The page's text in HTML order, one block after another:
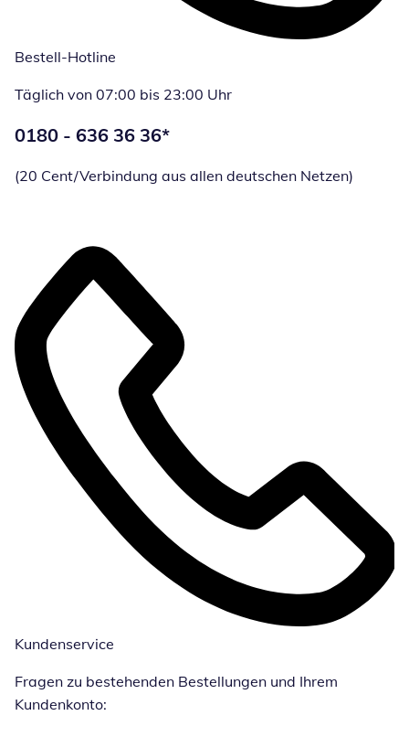
Bestell-Hotline
Täglich von 07:00 bis 23:00 Uhr
Telefonnummer:
0180 - 636 36 36*
(20 Cent/Verbindung aus allen deutschen Netzen)
Kundenservice
Fragen zu bestehenden Bestellungen und Ihrem
Kundenkonto: